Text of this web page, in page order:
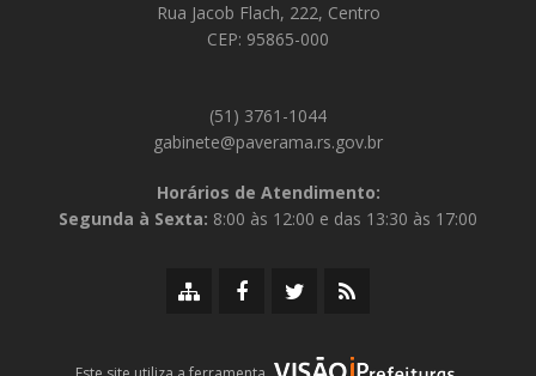
Rua Jacob Flach, 222, Centro
CEP: 95865-000
(51) 3761-1044
gabinete@paverama.rs.gov.br
Horários de Atendimento:
Segunda à Sexta: 8:00 às 12:00 e das 13:30 às 17:00
MapaFacebookTwitter/X
RSS